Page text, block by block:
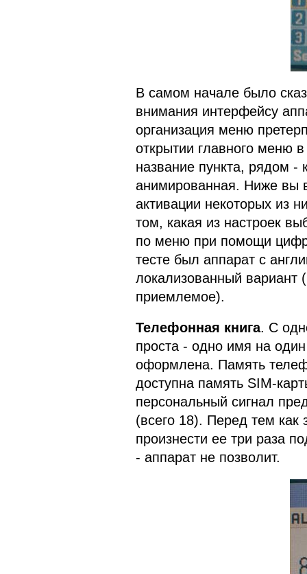
В самом начале было
внимания интерфейсу
организация меню
открытии главного меню
название пункта, рядом -
анимированная. Ниже вы
активации некоторых из
том, какая из настроек
по меню при помощи
тесте был аппарат с
локализованный вариант
приемлемое).
Телефонная книга. С
проста - одно имя на
оформлена. Память
доступна память SIM-
персональный сигнал
(всего 18). Перед тем как
произнести ее три раза
- аппарат не позволит.